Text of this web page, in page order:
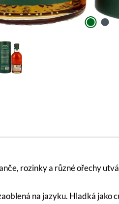
rozinky a různé ořechy
na jazyku. Hladká